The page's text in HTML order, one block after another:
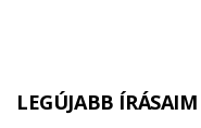
LEGÚJABB ÍRÁSAIM